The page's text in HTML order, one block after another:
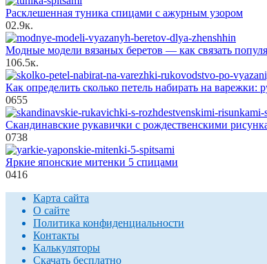
Расклешенная туника спицами с ажурным узором
02.9к.
Модные модели вязаных беретов — как связать
106.5к.
Как определить сколько петель набирать на варежки:
0655
Скандинавские рукавички с рождественскими
0738
Яркие японские митенки 5 спицами
0416
Карта сайта
О сайте
Политика конфиденциальности
Контакты
Калькуляторы
Скачать бесплатно